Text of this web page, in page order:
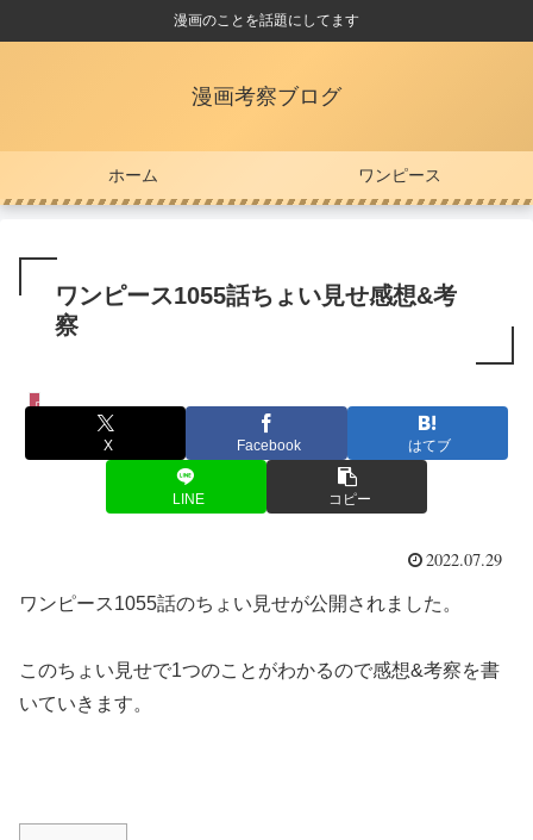
漫画のことを話題にしてます
漫画考察ブログ
ホーム ワンピース
ワンピース1055話ちょい見せ感想&考
察
ワンピース
X Facebook はてブ
LINE コピー
2022.07.29
ワンピース1055話のちょい見せが公開されました。
このちょい見せで1つのことがわかるので感想&考察を書
いていきます。